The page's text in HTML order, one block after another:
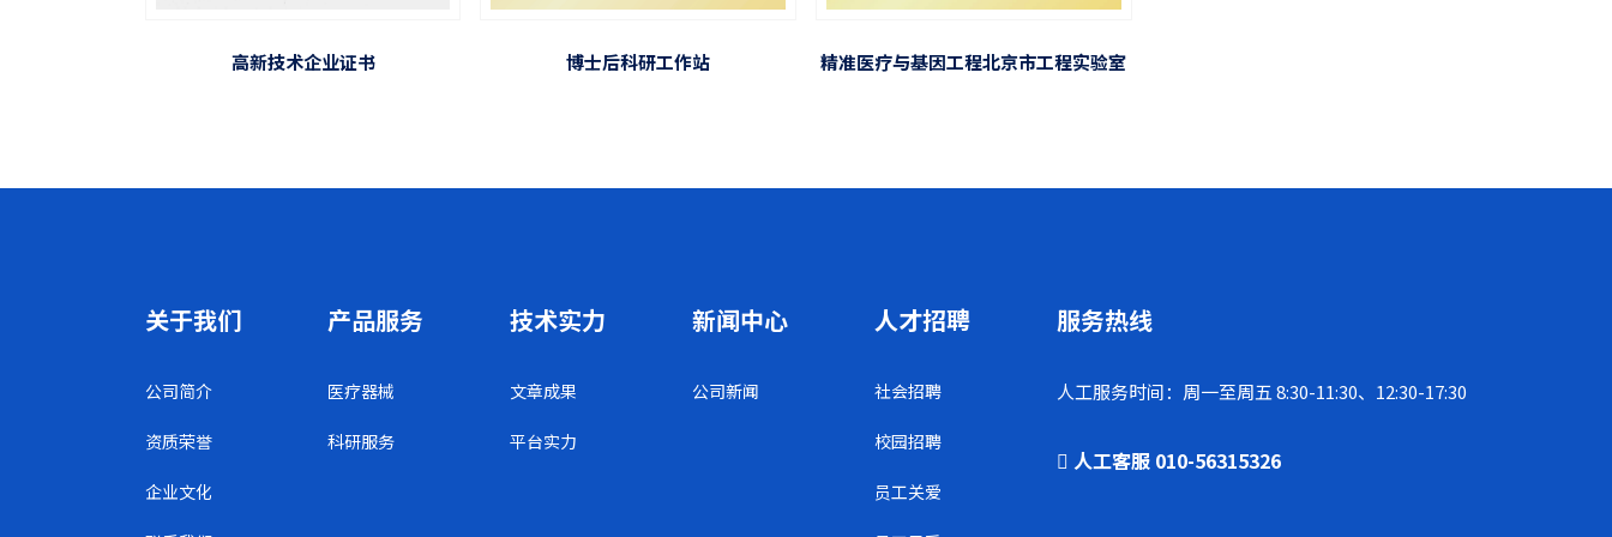
高新技术企业证书 博士后科研工作站 精准医疗与基因工程北京市工程实验室
关于我们
公司简介
资质荣誉
企业文化
产品服务
医疗器械
科研服务
技术实力
文章成果
平台实力
新闻中心
公司新闻
人才招聘
社会招聘
校园招聘
员工关爱
服务热线
人工服务时间：周一至周五 8:30-11:30、12:30-17:30
人工客服 010-56315326